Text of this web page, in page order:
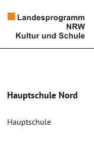
Kultur und Schule
Hauptschule Nord
Hauptschule